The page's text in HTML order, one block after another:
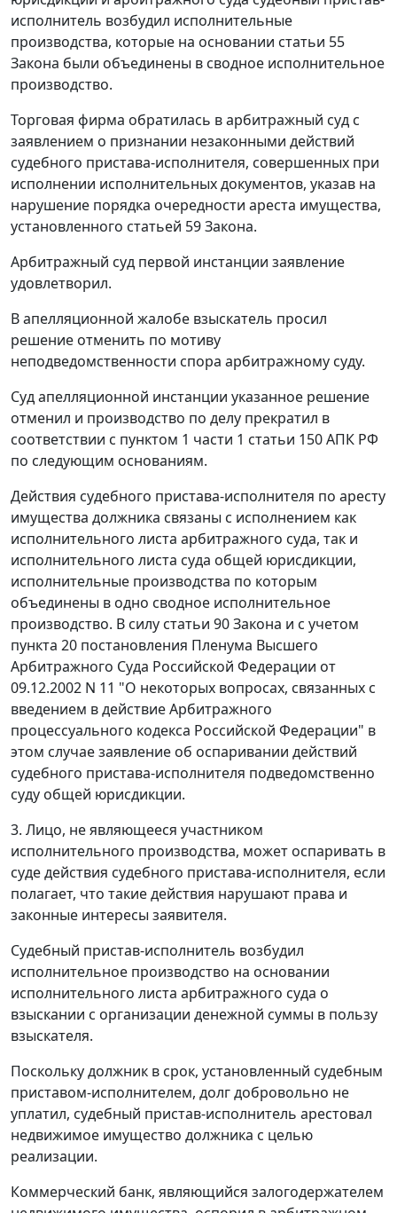
исполнитель возбудил исполнительные
производства, которые на основании статьи 55
Закона были объединены в сводное исполнительное
производство.
Торговая фирма обратилась в арбитражный суд с
заявлением о признании незаконными действий
судебного пристава-исполнителя, совершенных при
исполнении исполнительных документов, указав на
нарушение порядка очередности ареста имущества,
установленного статьей 59Закона.
Арбитражный суд первой инстанции заявление
удовлетворил.
В апелляционной жалобе взыскатель просил
решение отменить по мотиву
неподведомственности спора арбитражному суду.
Суд апелляционной инстанции указанное решение
отменил и производство по делу прекратил в
соответствии с пунктом 1 части 1 статьи 150АПК РФ
по следующим основаниям.
Действия судебного пристава-исполнителя по аресту
имущества должника связаны с исполнением как
исполнительного листа арбитражного суда, так и
исполнительного листа суда общей юрисдикции,
исполнительные производства по которым
объединены в одно сводное исполнительное
производство. В силу статьи 90Закона и с учетом
пункта 20 постановления Пленума Высшего
Арбитражного Суда Российской Федерации от
09.12.2002 N 11 "О некоторых вопросах, связанных с
введением в действие Арбитражного
процессуального кодекса Российской Федерации" в
этом случае заявление об оспаривании действий
судебного пристава-исполнителя подведомственно
суду общей юрисдикции.
3. Лицо, не являющееся участником
исполнительного производства, может оспаривать в
суде действия судебного пристава-исполнителя, если
полагает, что такие действия нарушают права и
законные интересы заявителя.
Судебный пристав-исполнитель возбудил
исполнительное производство на основании
исполнительного листа арбитражного суда о
взыскании с организации денежной суммы в пользу
взыскателя.
Поскольку должник в срок, установленный судебным
приставом-исполнителем, долг добровольно не
уплатил, судебный пристав-исполнитель арестовал
недвижимое имущество должника с целью
реализации.
Коммерческий банк, являющийся залогодержателем